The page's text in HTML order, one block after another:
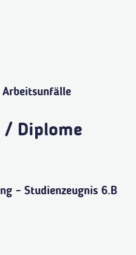
Arbeitsunfälle
Diplome
- Studienzeugnis 6.B